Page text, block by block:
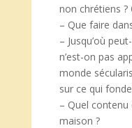
non chrétiens ?
– Que faire
– Jusqu’où
n’est-on pas
monde
sur ce qui
– Quel
maison ?